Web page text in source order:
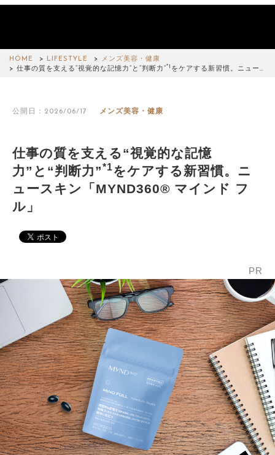
HOME LIFESTYLE
メンズ美容・健康
仕事の質を支える“視覚的な記憶力”と“判断力”*1 をケアする新習慣。ニュー…
公開日：2026/06/17 メンズ美容・健康
仕事の質を支える“視覚的な記憶
力”と“判断力”*1をケアする新習慣。ニ
ュースキン「MYND360® マインド フ
ル」
PR